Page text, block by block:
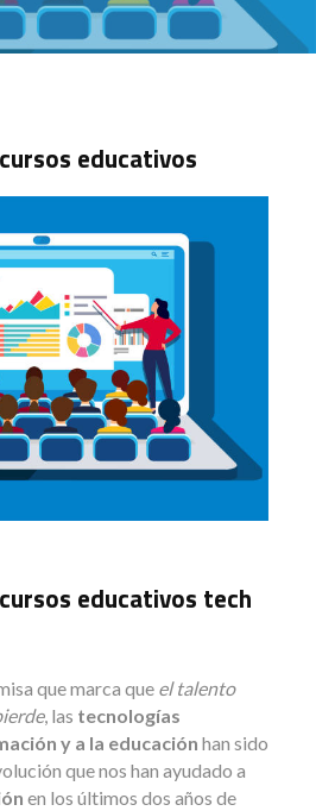
educativos
educativos tech
que marca que el talento
, las tecnologías
y a la educación han sido
que nos han ayudado a
en los últimos dos años de